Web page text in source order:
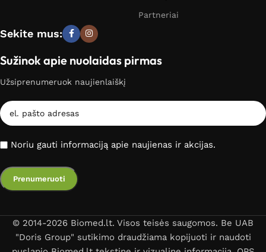
Partneriai
Sekite mus:
Sužinok apie nuolaidas pirmas
Užsiprenumeruok naujienlaiškį
Noriu gauti informaciją apie naujienas ir akcijas.
© 2014-2026 Biomed.lt. Visos teisės saugomos. Be UAB
"Doris Group" sutikimo draudžiama kopijuoti ir naudoti